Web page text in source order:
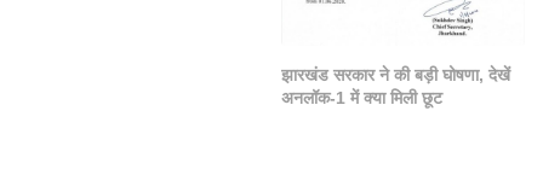
झारखंड सरकार ने की बड़ी घोषणा, देखें
अनलॉक-1 में क्‍या मिली छूट